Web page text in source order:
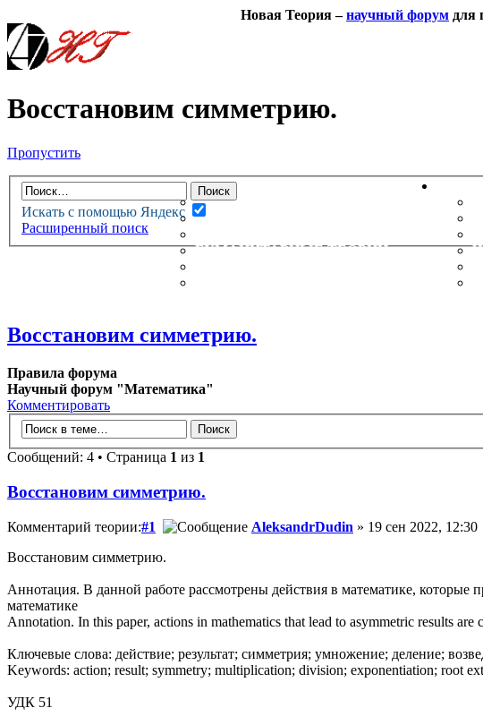
Новая Теория –научный форум для
Восстановим симметрию.
Пропустить
Искать с помощью Яндекс
Расширенный поиск
НОВАЯ ТЕОРИЯФОРУМ
НОВЫЕ СООБЩЕНИЯ
НЕПРОЧИТАННЫЕ СООБЩЕНИЯ
ГУМАНИТАРНЫЕ ТЕОРИИ
Восстановим симметрию.
Правила форума
Научный форум "Математика"
Комментировать
Сообщений: 4 • Страница 1 из 1
Восстановим симметрию.
Комментарий теории:#1 AleksandrDudin » 19 сен 2022, 12:30
Восстановим симметрию.
Аннотация. В данной работе рассмотрены действия в математике,
математике
Annotation. In this paper, actions in mathematics that lead to asymmetric results
Ключевые слова: действие; результат; симметрия; умножение; деление;
Keywords: action; result; symmetry; multiplication; division; exponentiation; root
УДК 51